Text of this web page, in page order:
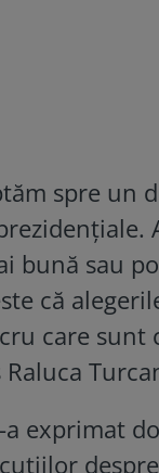
spre un
bună sau
că
care sunt
Raluca
exprimat